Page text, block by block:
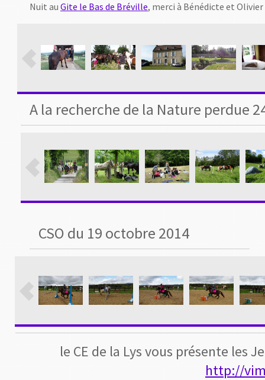
Nuit au Gite le Bas de Bréville, merci à Bénédicte et
A la recherche de la Nature perdue
CSO du 19 octobre 2014
le CE de la Lys vous présente les
http://